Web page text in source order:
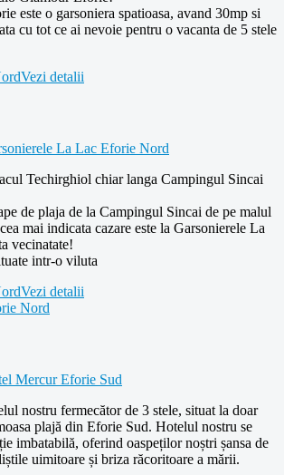
este o garsoniera spatioasa, avand 30mp si
cu tot ce ai nevoie pentru o vacanta de 5 stele
Vezi detalii
La Lac Eforie Nord
Techirghiol chiar langa Campingul Sincai
de plaja de la Campingul Sincai de pe malul
mai indicata cazare este la Garsonierele La
vecinatate!
intr-o viluta
Vezi detalii
Nord
Mercur Eforie Sud
nostru fermecător de 3 stele, situat la doar
plajă din Eforie Sud. Hotelul nostru se
imbatabilă, oferind oaspeților noștri șansa de
uimitoare și briza răcoritoare a mării.